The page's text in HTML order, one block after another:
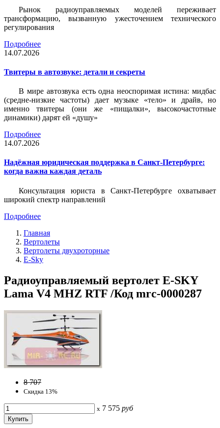
Рынок радиоуправляемых моделей переживает
трансформацию, вызванную ужесточением технического
регулирования
Подробнее
14.07.2026
Твитеры в автозвуке: детали и секреты
В мире автозвука есть одна неоспоримая истина: мидбас
(средне-низкие частоты) дает музыке «тело» и драйв, но
именно твитеры (они же «пищалки», высокочастотные
динамики) дарят ей «душу»
Подробнее
14.07.2026
Надёжная юридическая поддержка в Санкт-Петербурге:
когда важна каждая деталь
Консультация юриста в Санкт-Петербурге охватывает
широкий спектр направлений
Подробнее
Главная
Вертолеты
Вертолеты двухроторные
E-Sky
Радиоуправляемый вертолет E-SKY
Lama V4 MHZ RTF /Код mrc-0000287
8 707
Скидка 13%
x 7 575 руб